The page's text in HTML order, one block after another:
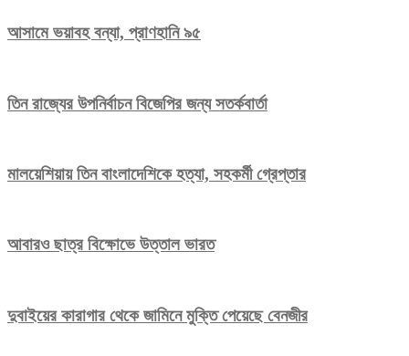
আসামে ভয়াবহ বন্যা, প্রাণহানি ৯৫
তিন রাজ্যের উপনির্বাচন বিজেপির জন্য সতর্কবার্তা
মালয়েশিয়ায় তিন বাংলাদেশিকে হত্যা, সহকর্মী গ্রেপ্তার
আবারও ছাত্র বিক্ষোভে উত্তাল ভারত
দুবাইয়ের কারাগার থেকে জামিনে মুক্তি পেয়েছে বেনজীর